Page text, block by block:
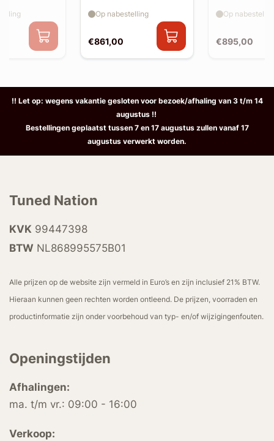
€861,00
Op nabestelling
€895,00
Op
!! Let op: wegens vakantie gesloten voor bezoek/afhaling van 3 t/m 14
augustus !!
Bestellingen geplaatst tussen 7 en 17 augustus zullen vanaf 17
augustus verwerkt worden.
Tuned Nation
KVK 99447398
BTW NL868995575B01
Alle prijzen op de website zijn vermeld in Euro’s en zijn inclusief 21% BTW.
Hieraan kunnen geen rechten worden ontleend. De prijzen, voorraden en
productinformatie zijn onder voorbehoud van typ- en/of wijzigingenfouten.
Openingstijden
Afhalingen:
ma. t/m vr.: 09:00 - 16:00
Verkoop: